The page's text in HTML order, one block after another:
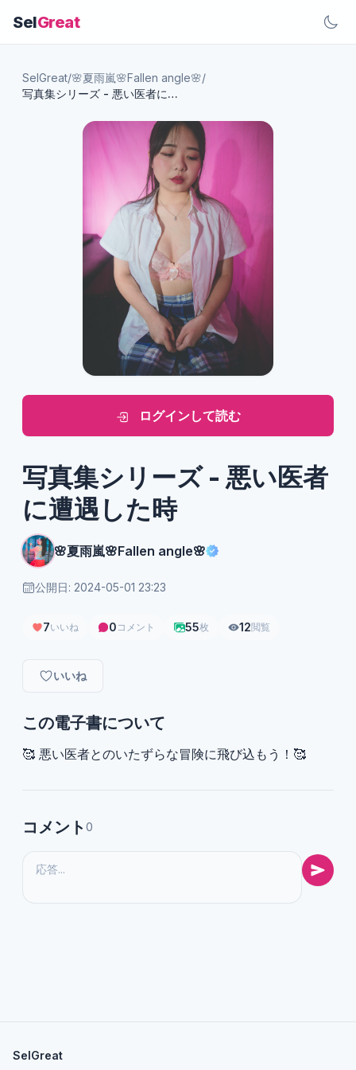
SelGreat
SelGreat/🌸夏雨嵐🌸Fallen angle🌸/
写真集シリーズ - 悪い医者に遭遇した時
ログインして読む
写真集シリーズ - 悪い医者
に遭遇した時
🌸夏雨嵐🌸Fallen angle🌸
公開日: 2024-05-01 23:23
7いいね 0 コメント 55枚 12閲覧
いいね
この電子書について
🥰 悪い医者とのいたずらな冒険に飛び込もう！🥰
コメント 0
SelGreat